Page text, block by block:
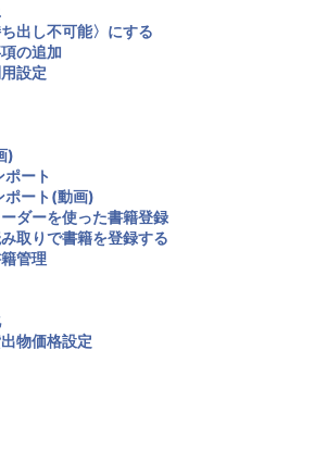
出し不可能〉にする
の追加
設定
)
ポート
ポート(動画)
ダーを使った書籍登録
取りで書籍を登録する
管理
物価格設定